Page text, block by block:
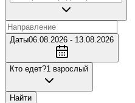
Даты06.08.2026 - 13.08.2026
Кто едет?1 взрослый
Найти